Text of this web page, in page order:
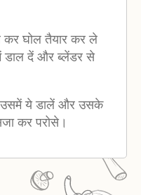
कर घोल तैयार कर ले
डाल दें और ब्लेंडर से
उसमें ये डालें और उसके
कर परोसे।